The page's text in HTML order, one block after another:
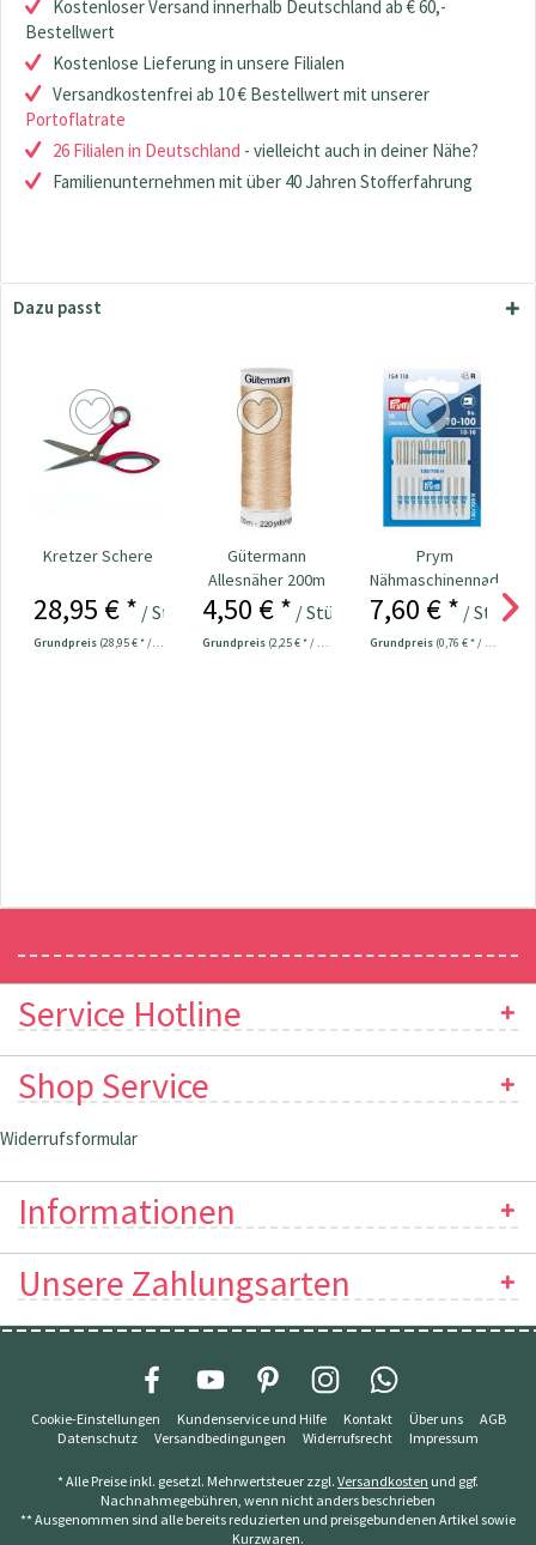
Kostenloser Versand innerhalb Deutschland ab € 60,-
Bestellwert
Kostenlose Lieferung in unsere Filialen
Versandkostenfrei ab 10 € Bestellwert mit unserer
Portoflatrate
26 Filialen in Deutschland - vielleicht auch in deiner Nähe?
Familienunternehmen mit über 40 Jahren Stofferfahrung
Dazu passt
Kretzer Schere
28,95 € * / Stück
Grundpreis (28,95 € * / 1 Stück)
Gütermann
Allesnäher 200m
Fb. 170 - dkl.
4,50 € * / Stück
Grundpreis (2,25 € * / 100 Meter)
Prym
Nähmaschinennadeln
130/705
Universal...
7,60 € * / Stück
Grundpreis (0,76 € * / 1 Stück)
Service Hotline
Shop Service
Widerrufsformular
Informationen
Unsere Zahlungsarten
Cookie-Einstellungen Kundenservice und Hilfe Kontakt Über uns
AGB
Datenschutz
Versandbedingungen Widerrufsrecht Impressum
* Alle Preise inkl. gesetzl. Mehrwertsteuer zzgl. Versandkosten und ggf.
Nachnahmegebühren, wenn nicht anders beschrieben
** Ausgenommen sind alle bereits reduzierten und preisgebundenen Artikel sowie
Kurzwaren.